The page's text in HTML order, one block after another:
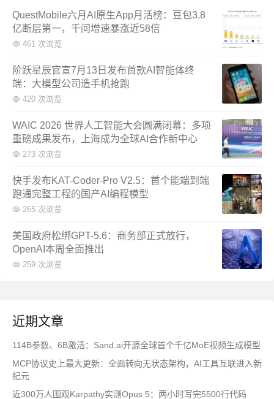
QuestMobile六月AI原生App月活榜：豆包3.8
亿断层第一，千问增速暴涨近58倍
461 次浏览
阶跃星辰官宣7月13日发布首款AI智能体终
端：大模型公司造手机抢跑
420 次浏览
WAIC 2026 世界人工智能大会圆满闭幕：多项
重磅成果发布，上海成为全球AI合作新中心
273 次浏览
快手发布KAT-Coder-Pro V2.5：首个能端到端
跑通完整工程的国产AI编程模型
265 次浏览
美国政府松绑GPT-5.6：商务部正式放行，
OpenAI本周全面推出
259 次浏览
近期文章
114B参数、6B激活：Sand.ai开源全球首个千亿MoE视频生成模型
MCP协议史上最大更新：全面转向无状态架构，AI工具互联进入新
纪元
近300万人围观Karpathy实测Opus 5：两小时写完5500行代码